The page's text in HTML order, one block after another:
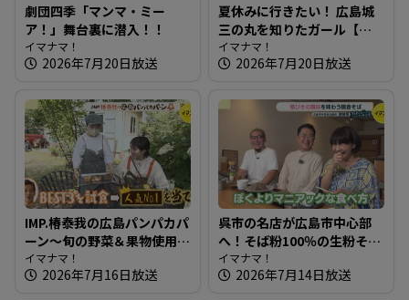
劇団四季「マンマ・ミー
ア！」舞台裏に潜入！！
イマナマ！
2026年7月20日放送
夏休みに行きたい！ 広島城
三の丸を知りたガール【街
ネタ！知りたガール】
イマナマ！
2026年7月20日放送
IMP.椿泰我の広島パンパカパ
ーン～旬の野菜＆果物使用
のパン オリジナリティ満載
のパン屋さんへ
イマナマ！
2026年7月16日放送
呉市の名店が広島市中心部
へ！そば粉100％の生粉そば
～饕餮庵【たまにはそとラ
ンチ】
イマナマ！
2026年7月14日放送